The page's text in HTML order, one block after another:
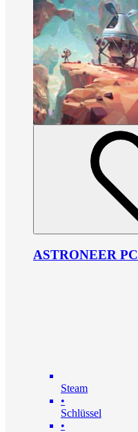
ASTRONEER PC
Steam
•
Schlüssel
•